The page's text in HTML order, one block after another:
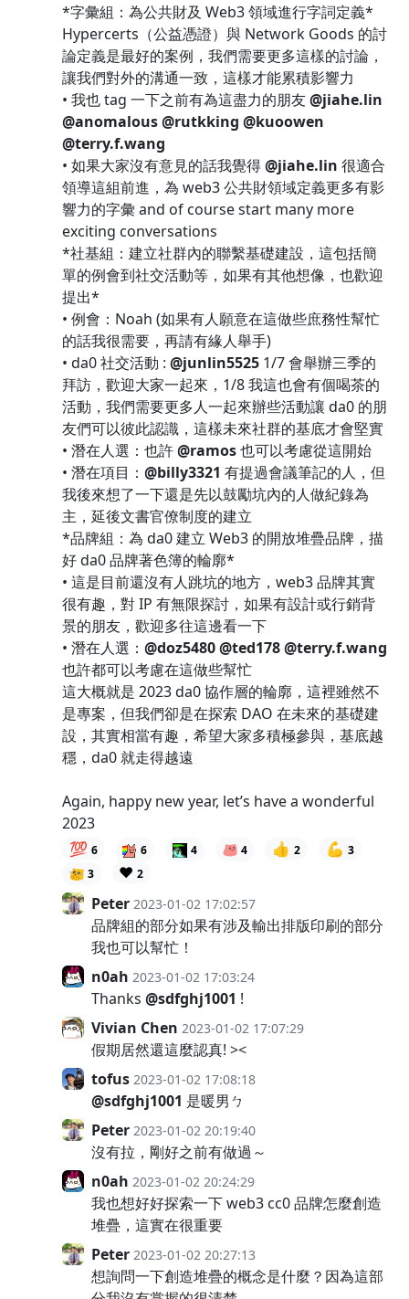
*字彙組：為公共財及 Web3 領域進行字詞定義*
Hypercerts（公益憑證）與 Network Goods 的討
論定義是最好的案例，我們需要更多這樣的討論，
讓我們對外的溝通一致，這樣才能累積影響力
• 我也 tag 一下之前有為這盡力的朋友@jiahe.lin
@anomalous@rutkking @kuoowen
@terry.f.wang
• 如果大家沒有意見的話我覺得@jiahe.lin 很適合
領導這組前進，為 web3 公共財領域定義更多有影
響力的字彙 and of course start many more
exciting conversations
*社基組：建立社群內的聯繫基礎建設，這包括簡
單的例會到社交活動等，如果有其他想像，也歡迎
提出*
• 例會：Noah (如果有人願意在這做些庶務性幫忙
的話我很需要，再請有緣人舉手)
• da0 社交活動 : @junlin5525 1/7 會舉辦三季的
拜訪，歡迎大家一起來，1/8 我這也會有個喝茶的
活動，我們需要更多人一起來辦些活動讓 da0 的朋
友們可以彼此認識，這樣未來社群的基底才會堅實
• 潛在人選：也許@ramos也可以考慮從這開始
• 潛在項目： @billy3321 有提過會議筆記的人，但
我後來想了一下還是先以鼓勵坑內的人做紀錄為
主，延後文書官僚制度的建立
*品牌組：為 da0 建立 Web3 的開放堆疊品牌，描
好 da0 品牌著色簿的輪廓*
• 這是目前還沒有人跳坑的地方，web3 品牌其實
很有趣，對 IP 有無限探討，如果有設計或行銷背
景的朋友，歡迎多往這邊看一下
• 潛在人選： @doz5480@ted178@terry.f.wang
也許都可以考慮在這做些幫忙
這大概就是 2023 da0 協作層的輪廓，這裡雖然不
是專案，但我們卻是在探索 DAO 在未來的基礎建
設，其實相當有趣，希望大家多積極參與，基底越
穩，da0 就走得越遠
Again, happy new year, let’s have a wonderful
2023
💯 6 6 4 4 👍 2 💪 3
3
❤️ 2
Peter 2023-01-02 17:02:57
品牌組的部分如果有涉及輸出排版印刷的部分
我也可以幫忙！
n0ah 2023-01-02 17:03:24
Thanks @sdfghj1001 !
Vivian Chen 2023-01-02 17:07:29
假期居然還這麼認真! ><
tofus 2023-01-02 17:08:18
@sdfghj1001 是暖男ㄅ
Peter 2023-01-02 20:19:40
沒有拉，剛好之前有做過～
n0ah 2023-01-02 20:24:29
我也想好好探索一下 web3 cc0 品牌怎麼創造
堆疊，這實在很重要
Peter 2023-01-02 20:27:13
想詢問一下創造堆疊的概念是什麼？因為這部